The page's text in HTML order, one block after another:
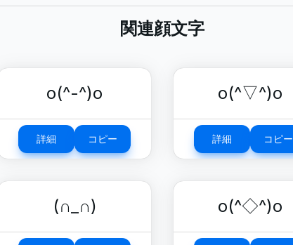
関連顔文字
o(^-^)o
詳細 コピー
o(^▽^)o
詳細 コピー
(∩_∩) o(^◇^)o